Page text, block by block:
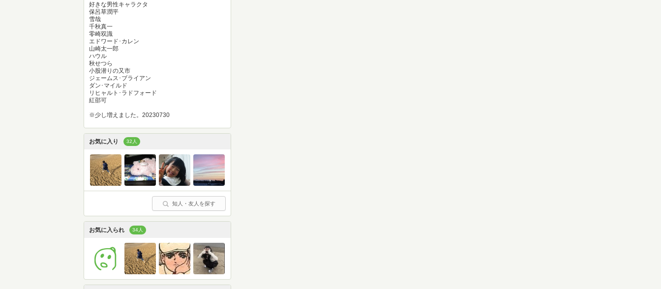
好きな男性キャラクタ
保呂草潤平
雪哉
千秋真一
零崎双識
エドワード･カレン
山崎太一郎
ハウル
秋せつら
小股潜りの又市
ジェームス･ブライアン
ダン･マイルド
リヒャルト･ラドフォード
紅邵可
※少し増えました。20230730
お気に入り 32人
知人・友人を探す
お気に入られ 34人